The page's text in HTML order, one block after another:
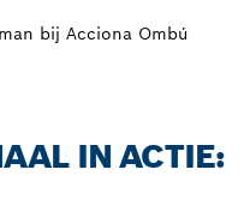
bij Acciona Ombú
IN ACTIE: